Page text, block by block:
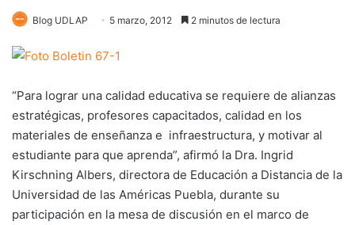
Blog UDLAP 5 marzo, 2012 2 minutos de lectura
“Para lograr una calidad educativa se requiere de alianzas
estratégicas, profesores capacitados, calidad en los
materiales de enseñanza e infraestructura, y motivar al
estudiante para que aprenda”, afirmó la Dra. Ingrid
Kirschning Albers, directora de Educación a Distancia de la
Universidad de las Américas Puebla, durante su
participación en la mesa de discusión en el marco de